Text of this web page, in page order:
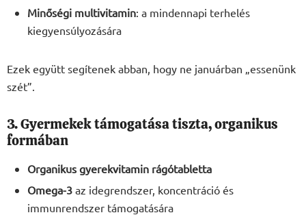
Minőségi multivitamin: a mindennapi terhelés
kiegyensúlyozására
Ezek együtt segítenek abban, hogy ne januárban „essenünk
szét”.
3. Gyermekek támogatása tiszta, organikus
formában
Organikus gyerekvitamin rágótabletta
Omega-3 az idegrendszer, koncentráció és
immunrendszer támogatására